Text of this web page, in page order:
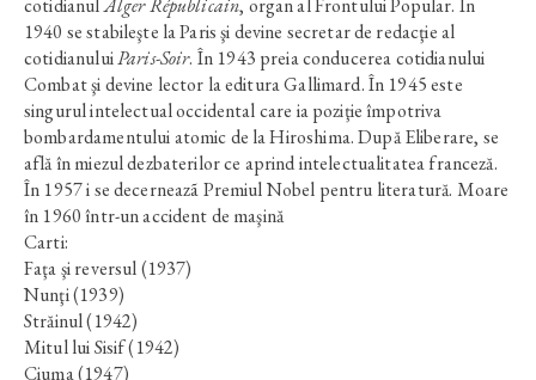
cotidianulAlger Républicain, organ al Frontului Popular. În
1940 se stabileşte la Paris şi devine secretar de redacţie al
cotidianuluiParis-Soir. În 1943 preia conducerea cotidianului
Combat şi devine lector la editura Gallimard. În 1945 este
singurul intelectual occidental care ia poziţie împotriva
bombardamentului atomic de la Hiroshima. După Eliberare, se
află în miezul dezbaterilor ce aprind intelectualitatea franceză.
În 1957 i se decerneazã Premiul Nobel pentru literatură. Moare
în 1960 într-un accident de maşină
Carti:
Faţa şi reversul (1937)
Nunţi (1939)
Străinul (1942)
Mitul lui Sisif (1942)
Ciuma (1947)